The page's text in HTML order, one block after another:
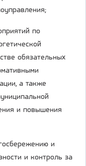
по
обязательных
а также
и повышения
и
и контроль за